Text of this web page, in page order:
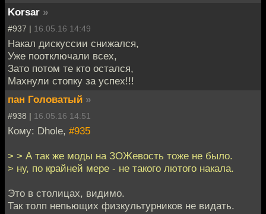
Korsar »
#937 | 16.05.16 14:49
Накал дискуссии снижался,
Уже поотключали всех,
Зато потом те кто остался,
Махнули стопку за успех!!!
пан Головатый »
#938 | 16.05.16 14:51
Кому: Dhole, #935
> > А так же моды на ЗОЖевость тоже не было.
> ну, по крайней мере - не такого лютого накала.
Это в столицах, видимо.
Так толп непьющих физкультурников не видать.